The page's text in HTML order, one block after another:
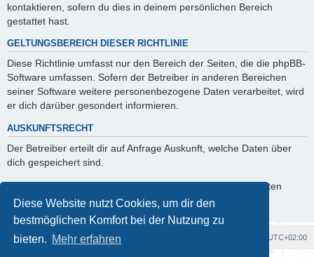
Diese Website nutzt Cookies, um dir den
bestmöglichen Komfort bei der Nutzung zu
bieten. Mehr erfahren
kontaktieren, sofern du dies in deinem persönlichen Bereich
gestattet hast.
GELTUNGSBEREICH DIESER RICHTLINIE
Diese Richtlinie umfasst nur den Bereich der Seiten, die die phpBB-
Software umfassen. Sofern der Betreiber in anderen Bereichen
seiner Software weitere personenbezogene Daten verarbeitet, wird
er dich darüber gesondert informieren.
AUSKUNFTSRECHT
Der Betreiber erteilt dir auf Anfrage Auskunft, welche Daten über
dich gespeichert sind.
Du kannst jederzeit die Löschung bzw. Sperrung deiner Daten
verlangen. Kontaktiere hierzu bitte den Betreiber.
Foren-Übersicht UTC+02:00